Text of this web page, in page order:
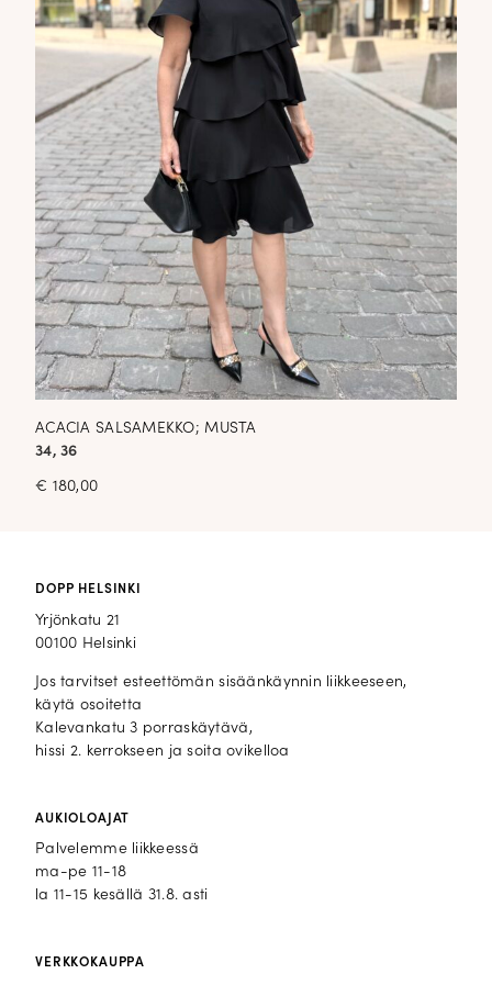
ACACIA SALSAMEKKO; MUSTA
34, 36
€ 180,00
DOPP HELSINKI
Yrjönkatu 21
00100 Helsinki
Jos tarvitset esteettömän sisäänkäynnin liikkeeseen,
käytä osoitetta
Kalevankatu 3 porraskäytävä,
hissi 2. kerrokseen ja soita ovikelloa
AUKIOLOAJAT
Palvelemme liikkeessä
ma-pe 11-18
la 11-15 kesällä 31.8. asti
VERKKOKAUPPA